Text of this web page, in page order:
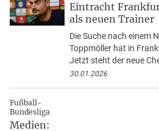
Eintracht
als neuen Trainer
Die Suche nach einem
Toppmöller hat in
Jetzt steht der neue
30.01.2026
Fußball-
Bundesliga
Medien: